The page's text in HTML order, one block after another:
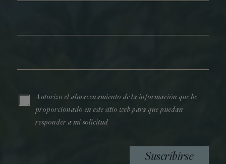
Autorizo el almacenamiento de la información que he
proporcionado en este sitio web para que puedan
responder a mi solicitud
Suscribirse